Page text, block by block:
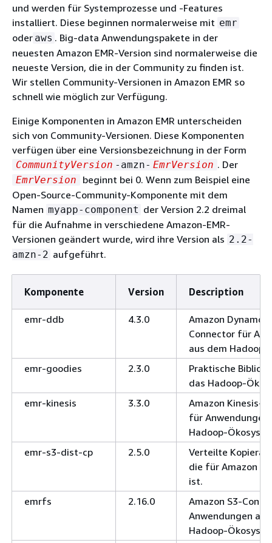
und werden für Systemprozesse und -Features
installiert. Diese beginnen normalerweise mit emr
oder aws . Big-data Anwendungspakete in der
neuesten Amazon EMR-Version sind normalerweise die
neueste Version, die in der Community zu finden ist.
Wir stellen Community-Versionen in Amazon EMR so
schnell wie möglich zur Verfügung.
Einige Komponenten in Amazon EMR unterscheiden
sich von Community-Versionen. Diese Komponenten
verfügen über eine Versionsbezeichnung in der Form
CommunityVersion -amzn- EmrVersion . Der
EmrVersion
beginnt bei 0. Wenn zum Beispiel eine
Open-Source-Community-Komponente mit dem
Namen myapp-component der Version 2.2 dreimal
für die Aufnahme in verschiedene Amazon-EMR-
Versionen geändert wurde, wird ihre Version als 2.2-
amzn-2 aufgeführt.
Komponente Version Description
emr-ddb 4.3.0
Amazon
Connector für
aus dem
emr-goodies
2.3.0
Praktische
das Hadoop-
emr-kinesis
3.3.0
Amazon Kinesis-
für Anwendungen
Hadoop-
emr-s3-dist-cp
2.5.0
Verteilte
die für Amazon
ist.
emrfs
2.16.0
Amazon S3-
Anwendungen
Hadoop-